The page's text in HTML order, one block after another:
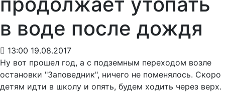
в воде после дождя
13:00 19.08.2017
Ну вот прошел год, а с подземным переходом возле
остановки "Заповедник", ничего не поменялось. Скоро
детям идти в школу и опять, будем ходить через верх.